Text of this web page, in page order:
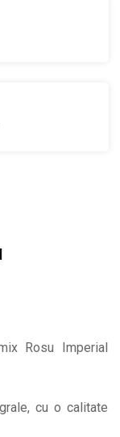
Rosu Imperial
cu o calitate